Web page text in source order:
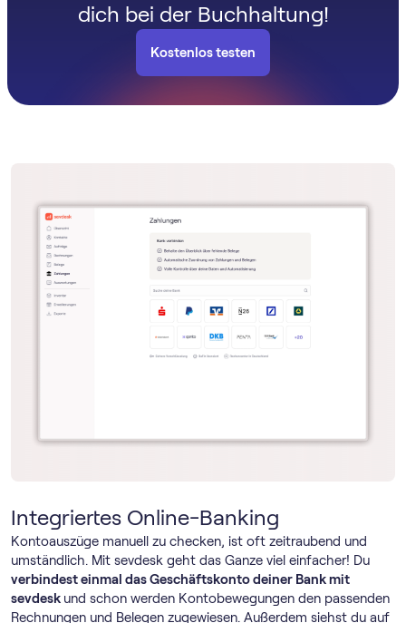
dich bei der Buchhaltung!
Kostenlos testen
Integriertes Online-Banking
Kontoauszüge manuell zu checken, ist oft zeitraubend und
umständlich. Mit sevdesk geht das Ganze viel einfacher! Du
verbindest einmal das Geschäftskonto deiner Bank mit
sevdesk und schon werden Kontobewegungen den passenden
Rechnungen und Belegen zugewiesen. Außerdem siehst du auf